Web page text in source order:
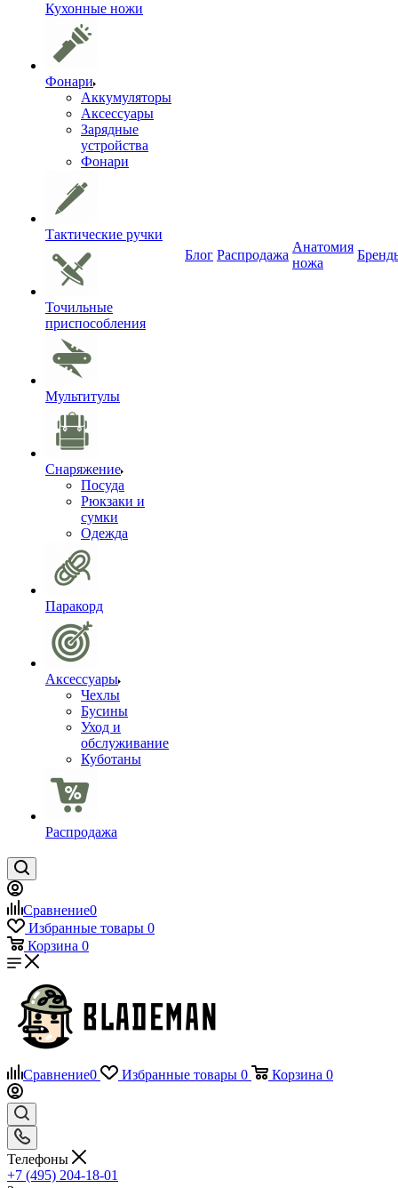
Кухонные ножи
Фонари
Аккумуляторы
Аксессуары
Зарядные
устройства
Фонари
Тактические ручки
Точильные
приспособления
Мультитулы
Снаряжение
Посуда
Рюкзаки и
сумки
Одежда
Паракорд
Аксессуары
Чехлы
Бусины
Уход и
обслуживание
Куботаны
Распродажа
Блог Распродажа
Анатомия
ножа
Сравнение0
Избранные товары 0
Корзина 0
Сравнение0 Избранные товары 0 Корзина 0
Телефоны
+7 (495) 204-18-01